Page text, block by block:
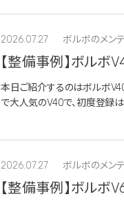
2026.07.27 ボルボのメン
【整備事例】ボルボ
ー交換
本日ご紹介するのはボルボ
で大人気のV40で、初度登録
2026.07.27 ボルボのメン
【整備事例】ボルボ